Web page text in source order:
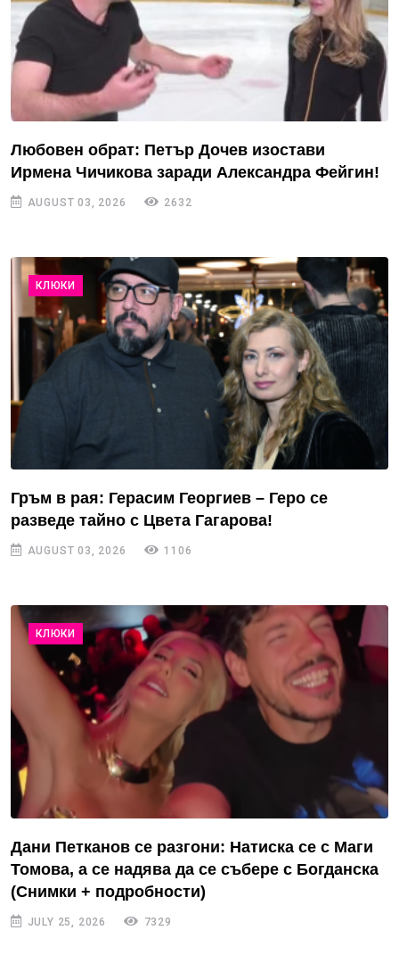
Любовен обрат: Петър Дочев изостави
Ирмена Чичикова заради Александра Фейгин!
AUGUST 03, 2026 2632
КЛЮКИ
Гръм в рая: Герасим Георгиев – Геро се
разведе тайно с Цвета Гагарова!
AUGUST 03, 2026 1106
КЛЮКИ
Дани Петканов се разгони: Натиска се с Маги
Томова, а се надява да се събере с Богданска
(Снимки + подробности)
JULY 25, 2026 7329